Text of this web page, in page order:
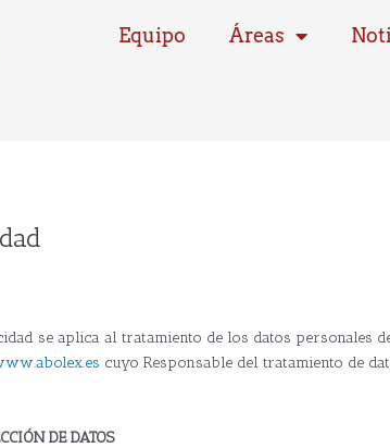
Equipo Áreas
se aplica al tratamiento de los datos personales
cuyo Responsable del tratamiento de
DE DATOS